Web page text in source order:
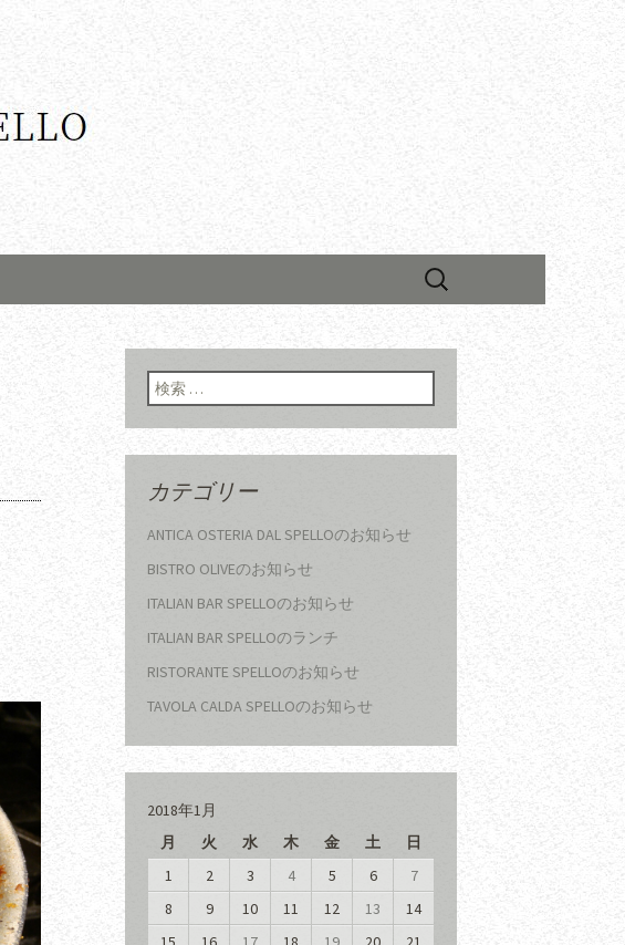
検
検索:
カテゴリー
ANTICA OSTERIA DAL SPELLOのお知らせ
BISTRO OLIVEのお知らせ
ITALIAN BAR SPELLOのお知らせ
ITALIAN BAR SPELLOのランチ
RISTORANTE SPELLOのお知らせ
TAVOLA CALDA SPELLOのお知らせ
2018年1月
月
火 水 木 金 土 日
1 2 3 4 5 6
7
8
9 10 11 12 13
14